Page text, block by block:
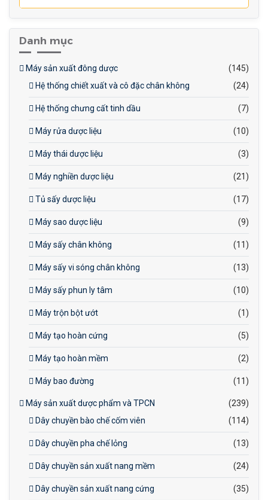
độ bền và vệ sinh.
Khí nén ổn định: Hệ thống
máy hoạt động hiệu quả.
Danh mục
Máy sản xuất đông dược
(145)
Hệ thống chiết xuất và cô đặc chân không
(24)
Hệ thống chưng cất tinh dầu (7)
Máy rửa dược liệu (10)
Máy thái dược liệu (3)
Máy nghiền dược liệu (21)
Tủ sấy dược liệu (17)
Máy sao dược liệu (9)
Máy sấy chân không (11)
Máy sấy vi sóng chân không (13)
Máy sấy phun ly tâm (10)
Máy trộn bột ướt (1)
Máy tạo hoàn cứng (5)
Máy tạo hoàn mềm (2)
Máy bao đường (11)
Máy sản xuất dược phẩm và TPCN
(239)
Dây chuyền bào chế cốm viên
(114)
Dây chuyền pha chế lỏng (13)
Dây chuyền sản xuất nang mềm (24)
Dây chuyền sản xuất nang cứng (35)